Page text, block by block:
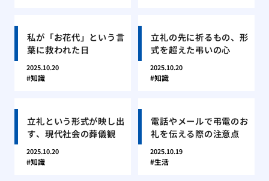
私が「お花代」という言
葉に救われた日
2025.10.20
知識
立礼の先に祈るもの、形
式を超えた弔いの心
2025.10.20
知識
立礼という形式が映し出
す、現代社会の葬儀観
2025.10.20
知識
電話やメールで弔電のお
礼を伝える際の注意点
2025.10.19
生活